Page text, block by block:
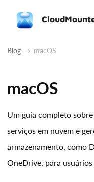
Blog macOS
macOS
Um guia completo
serviços em nuvem e
armazenamento, como
OneDrive, para usuários